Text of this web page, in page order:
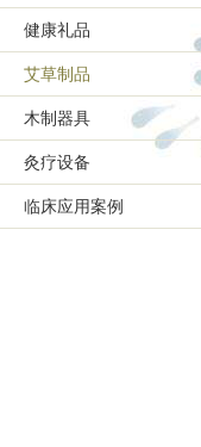
健康礼品
艾草制品
木制器具
灸疗设备
临床应用案例